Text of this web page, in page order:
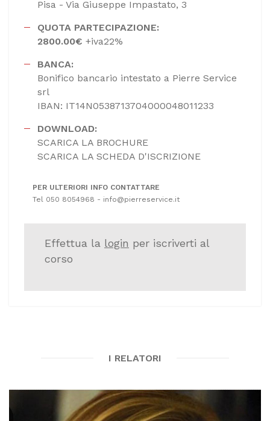
Pisa - Via Giuseppe Impastato, 3
QUOTA PARTECIPAZIONE:
2800.00€ +iva22%
BANCA:
Bonifico bancario intestato a Pierre Service
srl
IBAN: IT14N0538713704000048011233
DOWNLOAD:
SCARICA LA BROCHURE
SCARICA LA SCHEDA D'ISCRIZIONE
PER ULTERIORI INFO CONTATTARE
Tel 050 8054968 - info@pierreservice.it
Effettua la login per iscriverti al
corso
I RELATORI